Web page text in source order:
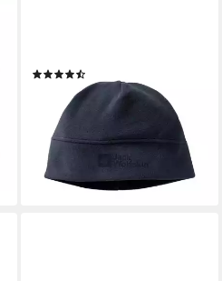
UVP 14,95 €
-47%
lieferbar - in 6-8 Werktagen bei dir